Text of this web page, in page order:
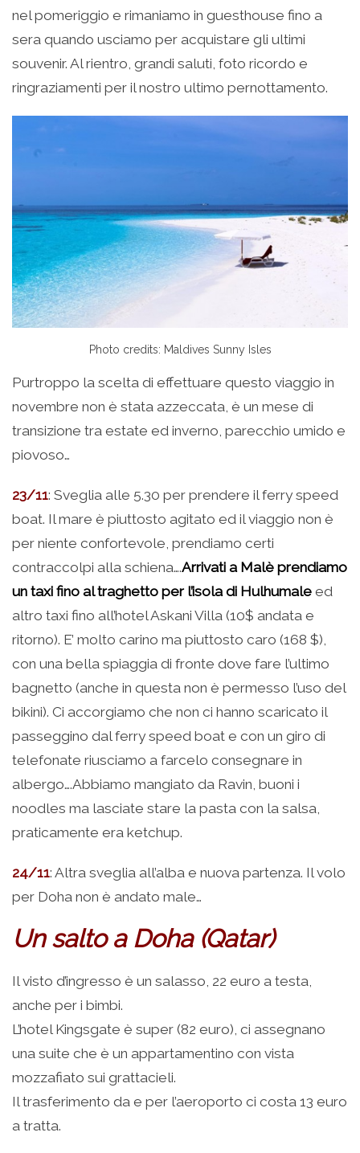
nel pomeriggio e rimaniamo in guesthouse fino a
sera quando usciamo per acquistare gli ultimi
souvenir. Al rientro, grandi saluti, foto ricordo e
ringraziamenti per il nostro ultimo pernottamento.
Photo credits: Maldives Sunny Isles
Purtroppo la scelta di effettuare questo viaggio in
novembre non è stata azzeccata, è un mese di
transizione tra estate ed inverno, parecchio umido e
piovoso…
23/11: Sveglia alle 5.30 per prendere il ferry speed
boat. Il mare è piuttosto agitato ed il viaggio non è
per niente confortevole, prendiamo certi
contraccolpi alla schiena….Arrivati a Malè prendiamo
un taxi fino al traghetto per l’isola di Hulhumale ed
altro taxi fino all’hotel Askani Villa (10$ andata e
ritorno). E’ molto carino ma piuttosto caro (168 $),
con una bella spiaggia di fronte dove fare l’ultimo
bagnetto (anche in questa non è permesso l’uso del
bikini). Ci accorgiamo che non ci hanno scaricato il
passeggino dal ferry speed boat e con un giro di
telefonate riusciamo a farcelo consegnare in
albergo….Abbiamo mangiato da Ravin, buoni i
noodles ma lasciate stare la pasta con la salsa,
praticamente era ketchup.
24/11: Altra sveglia all’alba e nuova partenza. Il volo
per Doha non è andato male…
Un salto a Doha (Qatar)
Il visto d’ingresso è un salasso, 22 euro a testa,
anche per i bimbi.
L’hotel Kingsgate è super (82 euro), ci assegnano
una suite che è un appartamentino con vista
mozzafiato sui grattacieli.
Il trasferimento da e per l’aeroporto ci costa 13 euro
a tratta.